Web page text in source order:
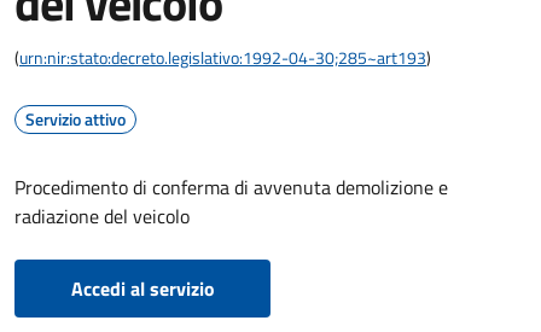
(urn:nir:stato:decreto.legislativo:1992-04-30;285~art193)
Servizio attivo
Procedimento di conferma di avvenuta demolizione e
radiazione del veicolo
Accedi al servizio